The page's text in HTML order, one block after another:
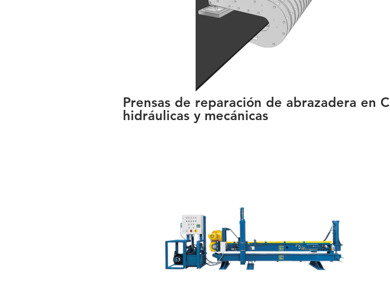
Prensas de reparación de abrazadera en C
hidráulicas y mecánicas